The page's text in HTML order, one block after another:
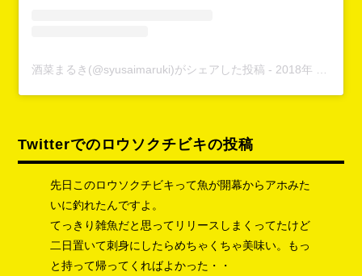
酒菜まるき(@syusaimaruki)がシェアした投稿 - 2018年 3月月3日午前4時02分PST
Twitterでのロウソクチビキの投稿
先日このロウソクチビキって魚が開幕からアホみた
いに釣れたんですよ。
てっきり雑魚だと思ってリリースしまくってたけど
二日置いて刺身にしたらめちゃくちゃ美味い。もっ
と持って帰ってくればよかった・・